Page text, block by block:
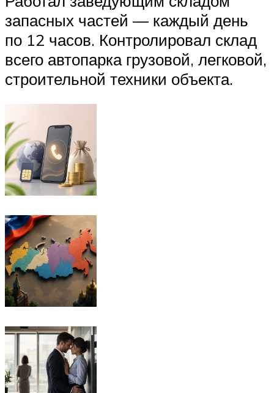
запасных частей — каждый день
по 12 часов. Контролировал склад
всего автопарка грузовой, легковой,
строительной техники объекта.